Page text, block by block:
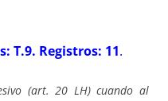
T.9. Registros: 11.
(art. 20 LH) cuando al